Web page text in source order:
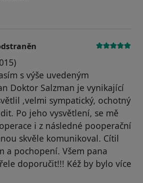
s výše uvedeným
Doktor Salzman je vynikající
,velmi sympatický, ochotný
Po jeho vysvětlení, se mě
i z následné pooperační
skvěle komunikoval. Cítil
a pochopení. Všem pana
doporučit!!! Kéž by bylo více